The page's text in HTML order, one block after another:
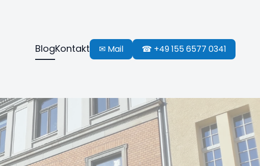
BlogKontakt ✉ Mail ☎ +49 155 6577 0341